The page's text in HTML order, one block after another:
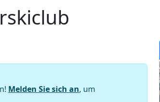
Melden Sie sich an, um